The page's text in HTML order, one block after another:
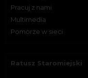
Pracuj z nami
Multimedia
Pomorze w sieci
Ratusz Staromiejski